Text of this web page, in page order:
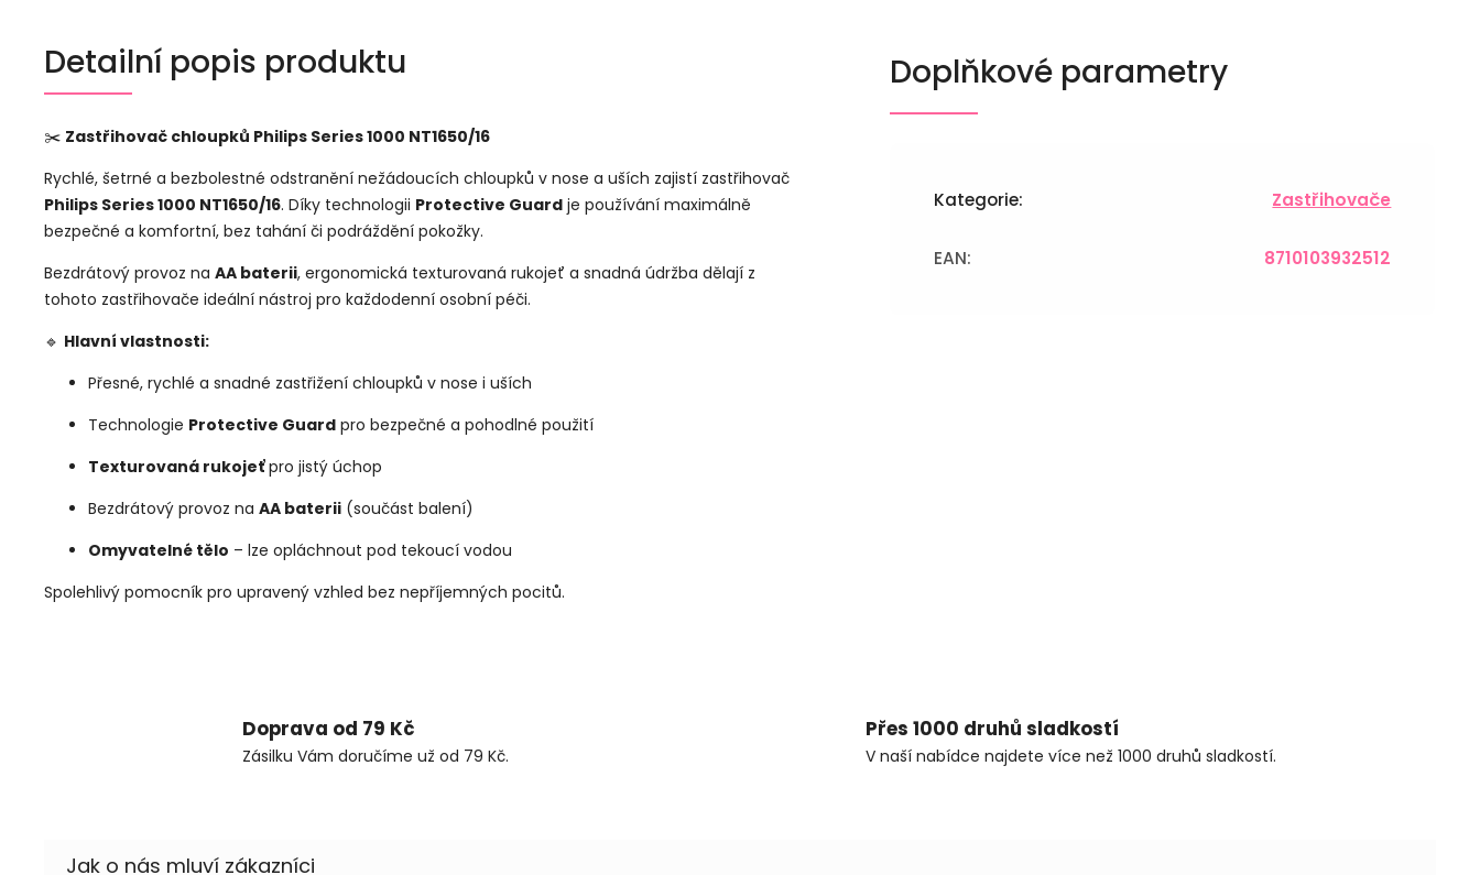
Doprava od 79 Kč
Zásilku Vám doručíme už od 79 Kč.
Přes 1000 druhů sladkostí
V naší nabídce najdete více než 1000 druhů sladkostí.
Detailní popis produktu
✂️ Zastřihovač chloupků Philips Series 1000 NT1650/16
Rychlé, šetrné a bezbolestné odstranění nežádoucích chloupků v nose a uších zajistí zastřihovač
Philips Series 1000 NT1650/16. Díky technologii Protective Guard je používání maximálně
bezpečné a komfortní, bez tahání či podráždění pokožky.
Bezdrátový provoz na AA baterii, ergonomická texturovaná rukojeť a snadná údržba dělají z
tohoto zastřihovače ideální nástroj pro každodenní osobní péči.
🔹 Hlavní vlastnosti:
Přesné, rychlé a snadné zastřižení chloupků v nose i uších
Technologie Protective Guard pro bezpečné a pohodlné použití
Texturovaná rukojeťpro jistý úchop
Bezdrátový provoz na AA baterii (součást balení)
Omyvatelné tělo – lze opláchnout pod tekoucí vodou
Spolehlivý pomocník pro upravený vzhled bez nepříjemných pocitů.
Doplňkové parametry
Kategorie: Zastřihovače
EAN: 8710103932512